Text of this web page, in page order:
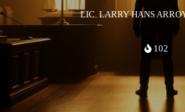
LIC. LARRY HANS
102